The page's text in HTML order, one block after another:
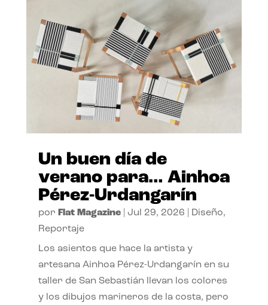
Un buen día de
verano para… Ainhoa
Pérez-Urdangarín
por Flat Magazine| Jul 29, 2026 Diseño,
Reportaje
Los asientos que hace la artista y
artesana Ainhoa Pérez-Urdangarín en su
taller de San Sebastián llevan los colores
y los dibujos marineros de la costa, pero